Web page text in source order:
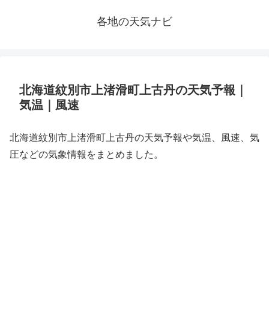
各地の天気ナビ
北海道紋別市上渚滑町上古丹の天気予報｜
気温｜風速
北海道紋別市上渚滑町上古丹の天気予報や気温、風速、気
圧などの気象情報をまとめました。